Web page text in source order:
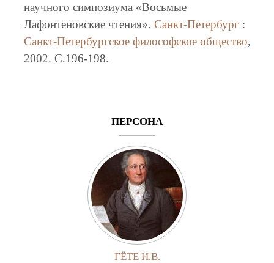
научного симпозиума «Восьмые
Лафонтеновские чтения». Санкт-Петербург:
Санкт-Петербургское философское общество,
2002. C.196-198.
ПЕРСОНА
ГЁТЕ И.В.